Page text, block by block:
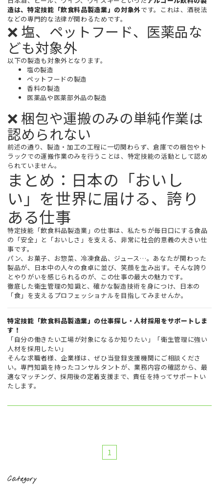
造は、特定技能「飲食料品製造業」の対象外です。これは、酒税法
などの専門的な法律が関わるためです。
❌ 塩、ペットフード、医薬品な
ども対象外
以下の製造も対象外となります。
塩の製造
ペットフードの製造
香料の製造
医薬品や医薬部外品の製造
❌ 梱包や運搬のみの単純作業は
認められない
前述の通り、製造・加工の工程に一切関わらず、倉庫での梱包やト
ラックでの運搬作業のみを行うことは、特定技能の活動として認め
られていません。
まとめ：日本の「おいし
い」を世界に届ける、誇り
ある仕事
特定技能「飲食料品製造業」の仕事は、私たちが毎日口にする食品
の「安全」と「おいしさ」を支える、非常に社会的意義の大きい仕
事です。
パン、お菓子、お惣菜、冷凍食品、ジュース…。あなたが関わった
製品が、日本中の人々の食卓に並び、笑顔を生み出す。そんな誇り
とやりがいを感じられるのが、この仕事の最大の魅力です。
徹底した衛生管理の知識と、確かな製造技術を身につけ、日本の
「食」を支えるプロフェッショナルを目指してみませんか。
特定技能「飲食料品製造業」の仕事探し・人材採用をサポートしま
す！
「自分の働きたい工場が対象になるか知りたい」「衛生管理に強い
人材を採用したい」
そんな求職者様、企業様は、ぜひ当登録支援機関にご相談くださ
い。専門知識を持ったコンサルタントが、業務内容の確認から、最
適なマッチング、採用後の定着支援まで、責任を持ってサポートい
たします。
1
Category